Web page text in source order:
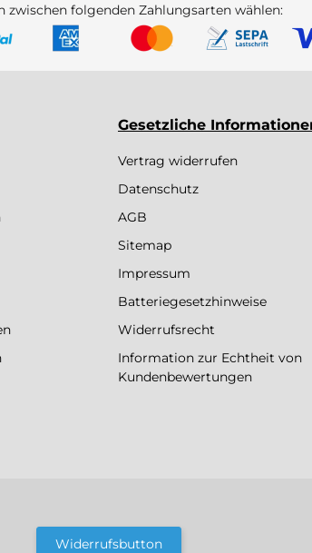
zwischen folgenden Zahlungsarten wählen:
Gesetzliche
Vertrag widerrufen
Datenschutz
AGB
Sitemap
Impressum
Batteriegesetzhinweise
Widerrufsrecht
Information zur Echtheit von
Kundenbewertungen
Widerrufsbutton